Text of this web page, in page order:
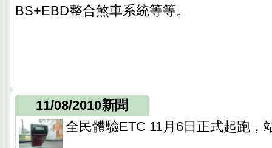
BS+EBD整合煞車系統等等。
11/08/2010新聞
全民體驗ETC 11月6日正式起跑，